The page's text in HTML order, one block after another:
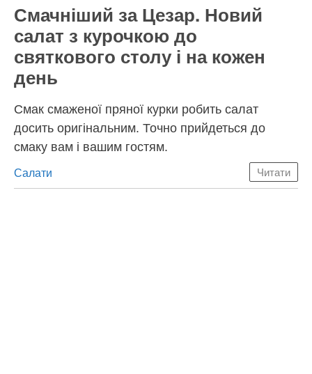
Смачніший за Цезар. Новий
салат з курочкою до
святкового столу і на кожен
день
Смак смаженої пряної курки робить салат
досить оригінальним. Точно прийдеться до
смаку вам і вашим гостям.
Категорії
Салати Читати